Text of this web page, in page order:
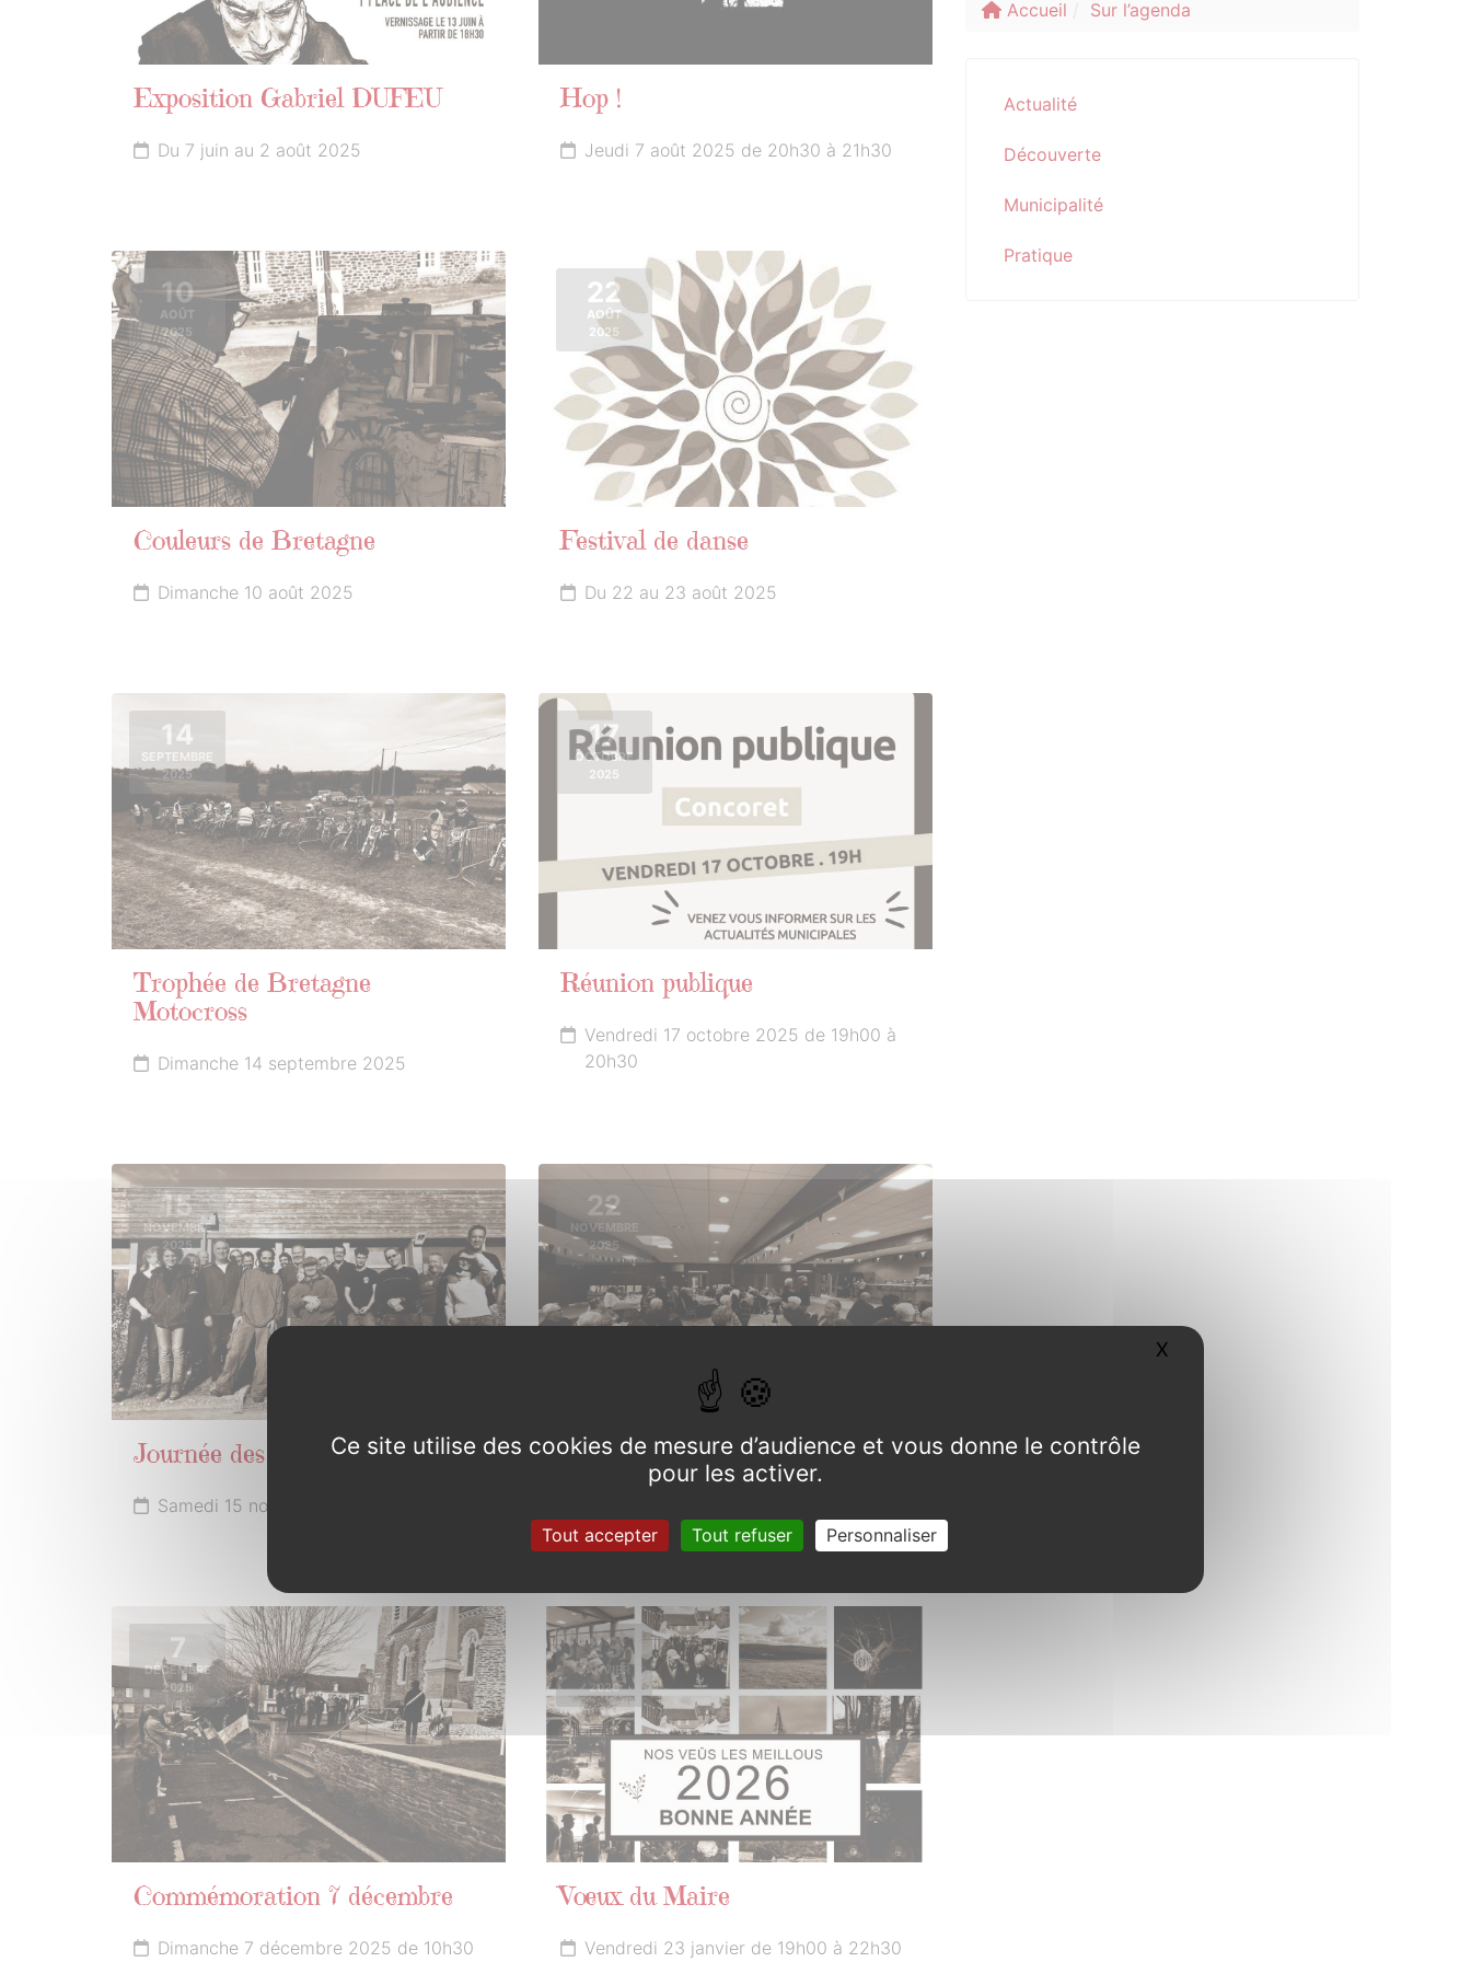
Exposition Gabriel DUFEU
Du 7 juin au 2 août 2025
Hop !
Jeudi 7 août 2025 de 20h30 à 21h30
10
AOÛT
2025
Couleurs de Bretagne
Dimanche 10 août 2025
22
AOÛT
2025
Festival de danse
Du 22 au 23 août 2025
14
SEPTEMBRE
2025
Trophée de Bretagne
Motocross
Dimanche 14 septembre 2025
17
OCTOBRE
2025
Réunion publique
Vendredi 17 octobre 2025 de 19h00 à
20h30
15
NOVEMBRE
2025
Journée des bénévoles
Samedi 15 novembre 2025
22
NOVEMBRE
2025
Repas des anciens
7
DÉCEMBRE
2025
Commémoration 7 décembre
Dimanche 7 décembre 2025 de 10h30
23
JANVIER
2026
Vœux du Maire
Vendredi 23 janvier de 19h00 à 22h30
Accueil Sur l’agenda
Actualité
Découverte
Municipalité
Pratique
Ce site utilise des cookies de mesure d’audience et vous donne le contrôle
pour les activer.
Tout accepter Tout refuser Personnaliser
X Masquer le bandeau des cookies